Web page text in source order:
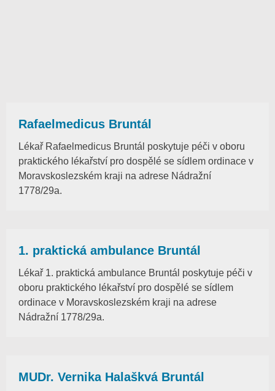
Rafaelmedicus Bruntál
Lékař Rafaelmedicus Bruntál poskytuje péči v oboru
praktického lékařství pro dospělé se sídlem ordinace v
Moravskoslezském kraji na adrese Nádražní
1778/29a.
1. praktická ambulance Bruntál
Lékař 1. praktická ambulance Bruntál poskytuje péči v
oboru praktického lékařství pro dospělé se sídlem
ordinace v Moravskoslezském kraji na adrese
Nádražní 1778/29a.
MUDr. Vernika Halaškvá Bruntál